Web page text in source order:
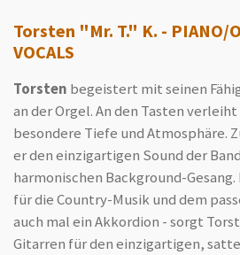
Torsten "Mr. T." K. - PIANO/
VOCALS
Torsten begeistert mit seinen
an der Orgel. An den Tasten
besondere Tiefe und Atmosphäre.
er den einzigartigen Sound der
harmonischen Background-
für die Country-Musik und dem
auch mal ein Akkordion - sorgt
Gitarren für den einzigartigen,